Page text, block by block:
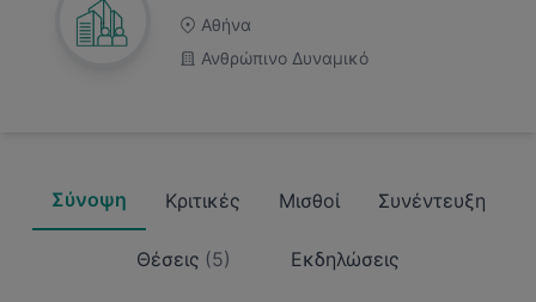
Αθήνα
Ανθρώπινο Δυναμικό
Σύνοψη Κριτικές Μισθοί Συνέντευξη
Θέσεις (5) Εκδηλώσεις